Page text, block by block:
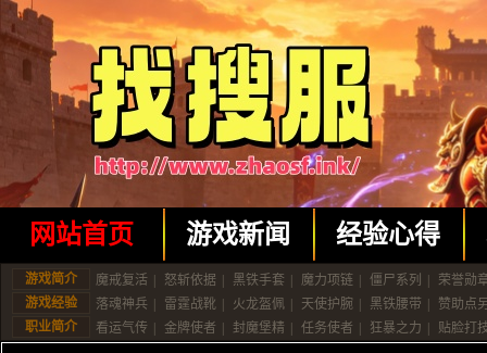
网站首页 游戏新闻 经验心得
游戏简介 魔戒复活 怒斩依据 黑铁手套 魔力项链 僵尸系列
荣誉勋
游戏经验
落魂神兵 雷霆战靴 火龙盔佩 天使护腕 黑铁腰带
赞助点
职业简介
看运气传 金牌使者 封魔堡精 任务使者 狂暴之力 贴脸打